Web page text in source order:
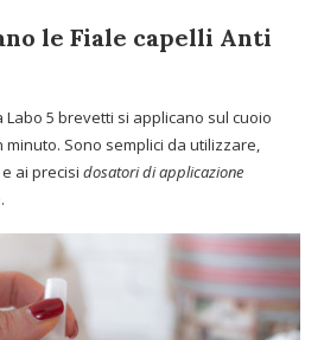
le Fiale capelli Anti
Labo 5 brevetti si applicano sul cuoio
Sono semplici da utilizzare,
e ai precisi dosatori di applicazione